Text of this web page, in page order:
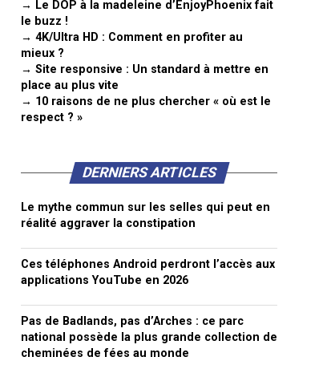
→ Le DOP à la madeleine d’EnjoyPhoenix fait
le buzz !
→ 4K/Ultra HD : Comment en profiter au
mieux ?
→ Site responsive : Un standard à mettre en
place au plus vite
→ 10 raisons de ne plus chercher « où est le
respect ? »
DERNIERS ARTICLES
Le mythe commun sur les selles qui peut en
réalité aggraver la constipation
Ces téléphones Android perdront l’accès aux
applications YouTube en 2026
Pas de Badlands, pas d’Arches : ce parc
national possède la plus grande collection de
cheminées de fées au monde